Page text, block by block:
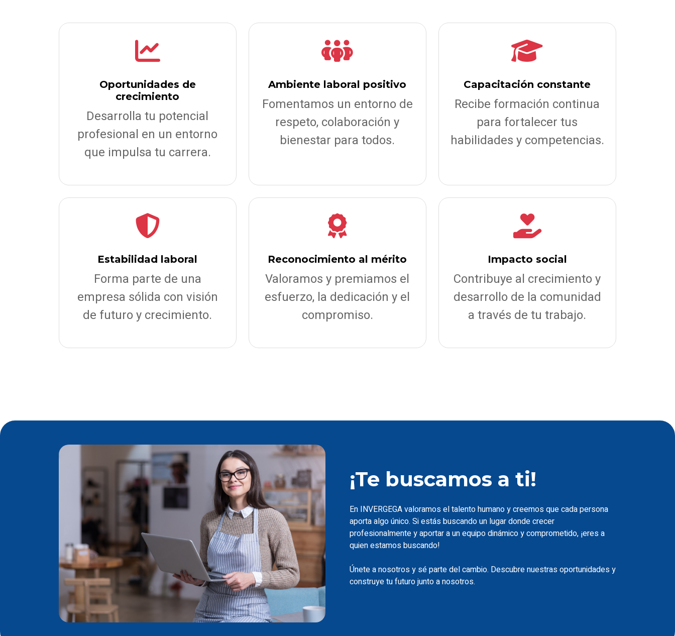
Oportunidades de
crecimiento
Desarrolla tu potencial
profesional en un entorno
que impulsa tu carrera.
Ambiente laboral positivo
Fomentamos un entorno de
respeto, colaboración y
bienestar para todos.
Capacitación constante
Recibe formación continua
para fortalecer tus
habilidades y competencias.
Estabilidad laboral
Forma parte de una
empresa sólida con visión
de futuro y crecimiento.
Reconocimiento al mérito
Valoramos y premiamos el
esfuerzo, la dedicación y el
compromiso.
Impacto social
Contribuye al crecimiento y
desarrollo de la comunidad
a través de tu trabajo.
¡Te buscamos a ti!
En INVERGEGA valoramos el talento humano y creemos que cada persona
aporta algo único. Si estás buscando un lugar donde crecer
profesionalmente y aportar a un equipo dinámico y comprometido, ¡eres a
quien estamos buscando!
Únete a nosotros y sé parte del cambio. Descubre nuestras oportunidades y
construye tu futuro junto a nosotros.